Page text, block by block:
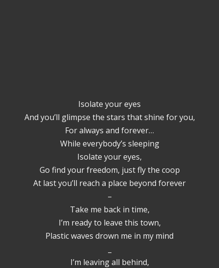
Isolate your eyes
And you’ll glimpse the stars that shine for you,
For always and forever…
While everybody’s sleeping
Isolate your eyes,
Go find your freedom, just fly the coop
At last you’ll reach a place beyond forever
–
Take me back in time,
I’m ready to leave this town,
Plastic waves drown me in my mind
I’m leaving all behind,